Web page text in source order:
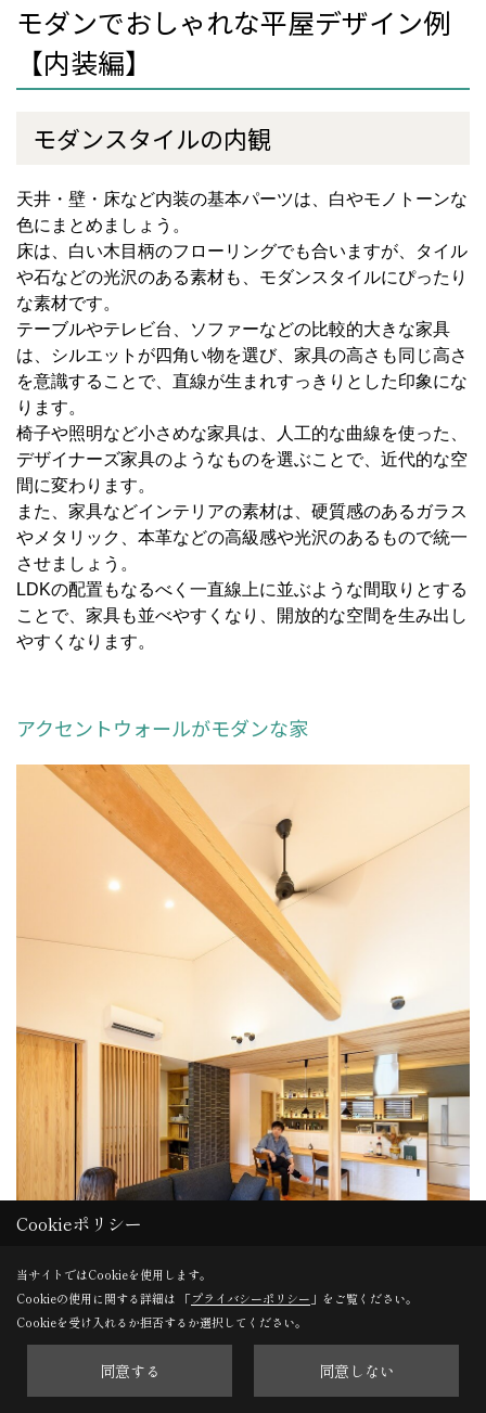
モダンでおしゃれな平屋デザイン例
【内装編】
モダンスタイルの内観
天井・壁・床など内装の基本パーツは、白やモノトーンな
色にまとめましょう。
床は、白い木目柄のフローリングでも合いますが、タイル
や石などの光沢のある素材も、モダンスタイルにぴったり
な素材です。
テーブルやテレビ台、ソファーなどの比較的大きな家具
は、シルエットが四角い物を選び、家具の高さも同じ高さ
を意識することで、直線が生まれすっきりとした印象にな
ります。
椅子や照明など小さめな家具は、人工的な曲線を使った、
デザイナーズ家具のようなものを選ぶことで、近代的な空
間に変わります。
また、家具などインテリアの素材は、硬質感のあるガラス
やメタリック、本革などの高級感や光沢のあるもので統一
させましょう。
LDKの配置もなるべく一直線上に並ぶような間取りとする
ことで、家具も並べやすくなり、開放的な空間を生み出し
やすくなります。
アクセントウォールがモダンな家
Cookieポリシー
当サイトではCookieを使用します。
Cookieの使用に関する詳細は 「プライバシーポリシー 」をご覧ください。
Cookieを受け入れるか拒否するか選択してください。
同意する 同意しない